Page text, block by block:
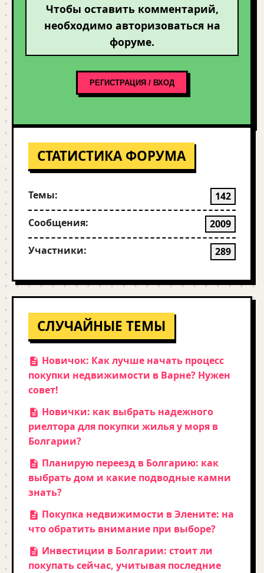
Чтобы оставить комментарий,
необходимо авторизоваться на
форуме.
РЕГИСТРАЦИЯ / ВХОД
СТАТИСТИКА ФОРУМА
Темы: 142
Сообщения: 2009
Участники: 289
СЛУЧАЙНЫЕ ТЕМЫ
Новичок: Как лучше начать процесс
покупки недвижимости в Варне? Нужен
совет!
Новички: как выбрать надежного
риелтора для покупки жилья у моря в
Болгарии?
Планирую переезд в Болгарию: как
выбрать дом и какие подводные камни
знать?
Покупка недвижимости в Элените: на
что обратить внимание при выборе?
Инвестиции в Болгарии: стоит ли
покупать сейчас, учитывая последние